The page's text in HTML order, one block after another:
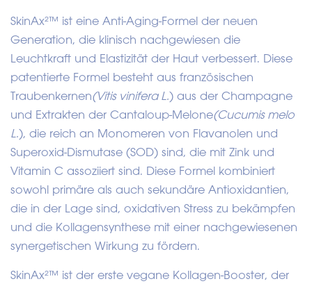
SkinAx²™ ist eine Anti-Aging-Formel der neuen
Generation, die klinisch nachgewiesen die
Leuchtkraft und Elastizität der Haut verbessert. Diese
patentierte Formel besteht aus französischen
Traubenkernen(Vitis vinifera L.) aus der Champagne
und Extrakten der Cantaloup-Melone(Cucumis melo
L.), die reich an Monomeren von Flavanolen und
Superoxid-Dismutase (SOD) sind, die mit Zink und
Vitamin C assoziiert sind. Diese Formel kombiniert
sowohl primäre als auch sekundäre Antioxidantien,
die in der Lage sind, oxidativen Stress zu bekämpfen
und die Kollagensynthese mit einer nachgewiesenen
synergetischen Wirkung zu fördern.
SkinAx²™ ist der erste vegane Kollagen-Booster, der